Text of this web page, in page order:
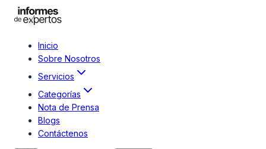
Inicio
Sobre Nosotros
Servicios
Categorías
Nota de Prensa
Blogs
Contáctenos